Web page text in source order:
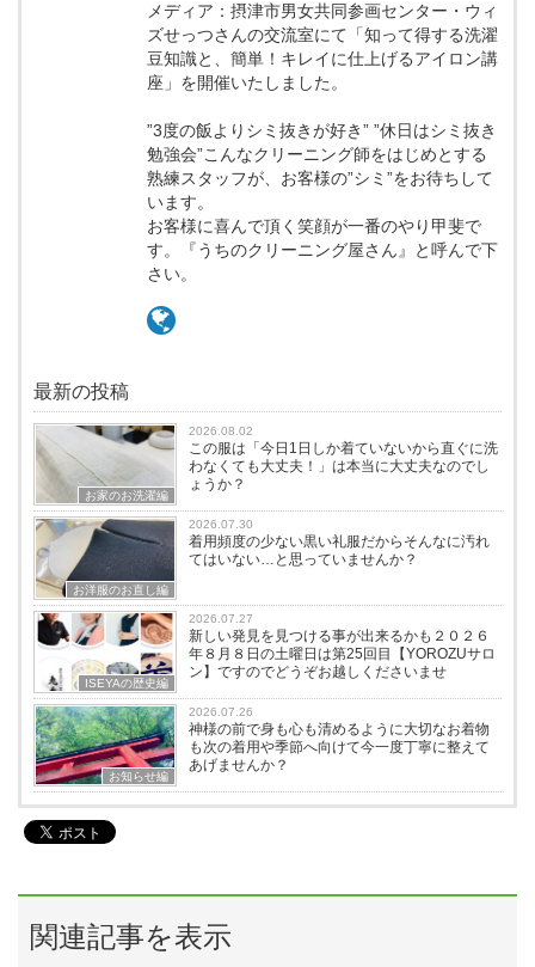
メディア：摂津市男女共同参画センター・ウィ
ズせっつさんの交流室にて「知って得する洗濯
豆知識と、簡単！キレイに仕上げるアイロン講
座」を開催いたしました。
”3度の飯よりシミ抜きが好き” ”休日はシミ抜き
勉強会”こんなクリーニング師をはじめとする
熟練スタッフが、お客様の”シミ”をお待ちして
います。
お客様に喜んで頂く笑顔が一番のやり甲斐で
す。『うちのクリーニング屋さん』と呼んで下
さい。
最新の投稿
お家のお洗濯編
2026.08.02
この服は「今日1日しか着ていないから直ぐに洗
わなくても大丈夫！」は本当に大丈夫なのでし
ょうか？
お洋服のお直し編
2026.07.30
着用頻度の少ない黒い礼服だからそんなに汚れ
てはいない…と思っていませんか？
ISEYAの歴史編
2026.07.27
新しい発見を見つける事が出来るかも２０２６
年８月８日の土曜日は第25回目【YOROZUサロ
ン】ですのでどうぞお越しくださいませ
お知らせ編
2026.07.26
神様の前で身も心も清めるように大切なお着物
も次の着用や季節へ向けて今一度丁寧に整えて
あげませんか？
関連記事を表示